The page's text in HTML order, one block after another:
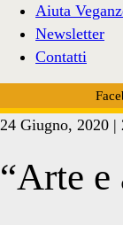
Aiuta
Newsletter
Contatti
24 Giugno, 2020 |
“Arte